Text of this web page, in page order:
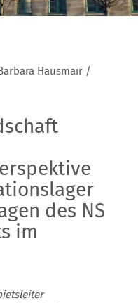
Hausmair /
des NS
im